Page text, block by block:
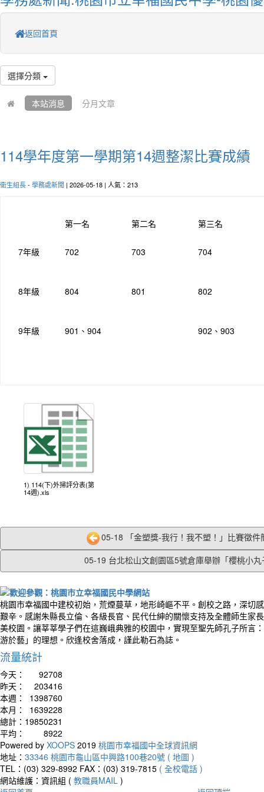
返回首頁
選擇分類
本站消息 分月文章
114學年度第一學期第14週整潔比賽成績
衛生組長- 學務處新聞 | 2026-05-18 | 人氣：213
第一名 第二名 第三名
7年級 702 703 704
8年級 804 801 802
9年級 901、904 902、903
1) 114(下)外掃評分表(第
14週).xls
05-18 「金塑獎-我行！我不塑！」比賽徵件
05-19 台北松山文創園區5號倉庫舉辦「櫻桃小丸
桃園市幸福國中建校初始，荒煙蔓草，地形崎嶇不平。創校之路，深切
艱辛。感謝朱縣長立倫、各級長官、民代仕紳的關懷支持及全體師生家
美校園。讓莘莘學子們在這巍峨典雅的校園中，實現至聖先師孔子所言
游於藝」的理想。欣逢校舍落成，謹此勒石為誌。
流量統計
今天：
92708
昨天：
203416
本週：
1398760
本月：
1639228
總計： 19850231
平均：
8922
Powered by XOOPS 2019 桃園市幸福國中全球資訊網
地址： 33346 桃園市龜山區中興路100巷20號 ( 地圖 )
TEL：(03) 329-8992 FAX：(03) 319-7815 ( 全校電話 )
網站維護：資訊組 ( 教職員MAIL )